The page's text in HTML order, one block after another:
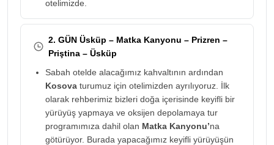
otelimizde.
2. GÜN Üsküp – Matka Kanyonu – Prizren –
Priştina – Üsküp
Sabah otelde alacağımız kahvaltının ardından
Kosova turumuz için otelimizden ayrılıyoruz. İlk
olarak rehberimiz bizleri doğa içerisinde keyifli bir
yürüyüş yapmaya ve oksijen depolamaya tur
programımıza dahil olan Matka Kanyonu’na
götürüyor. Burada yapacağımız keyifli yürüyüşün